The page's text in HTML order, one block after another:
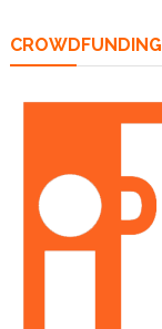
CROWDFUNDING